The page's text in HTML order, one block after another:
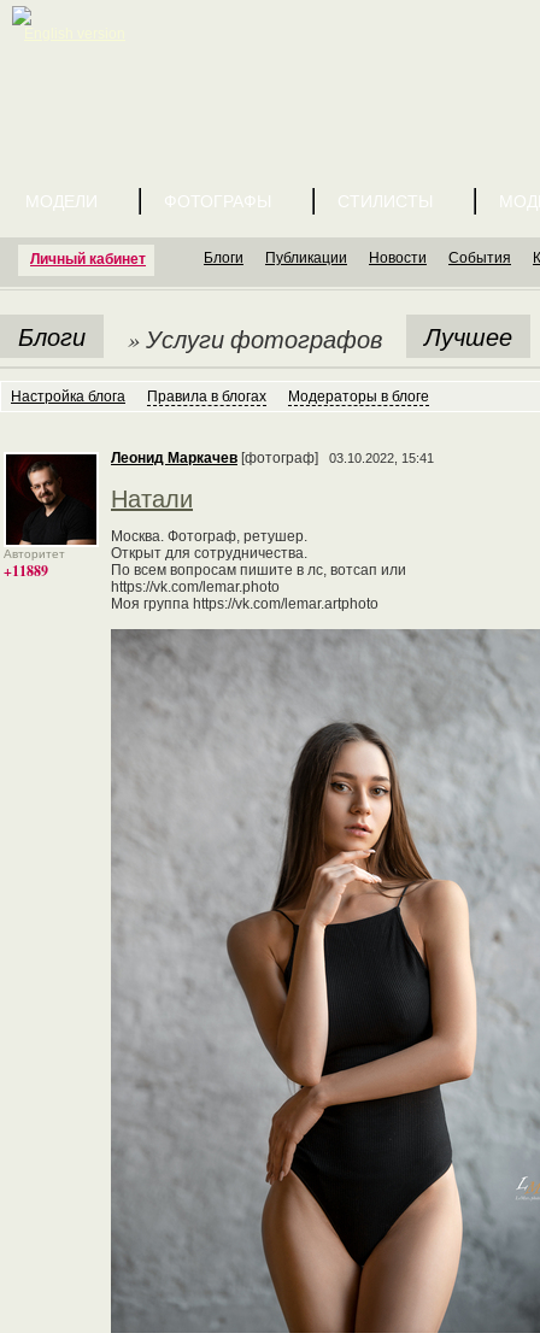
Личный кабинет
МОДЕЛИ ФОТОГРАФЫ СТИЛИСТЫ
Блоги Публикации Новости События
Блоги » Услуги фотографов Лучшее
Настройка блога Правила в блогах Модераторы в блоге
Авторитет
+11889
Леонид Маркачев [фотограф] 03.10.2022, 15:41
Натали
Москва. Фотограф, ретушер.
Открыт для сотрудничества.
По всем вопросам пишите в лс, вотсап или
https://vk.com/lemar.photo
Моя группа https://vk.com/lemar.artphoto